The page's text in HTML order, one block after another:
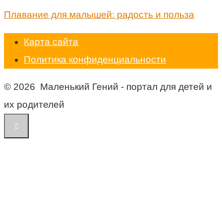
Плавание для малышей: радость и польза
Карта сайта
Политика конфиденциальности
© 2026 Маленький Гений - портал для детей и
их родителей